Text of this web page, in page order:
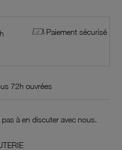
Paiement sécurisé
72h ouvrées
à en discuter avec nous.